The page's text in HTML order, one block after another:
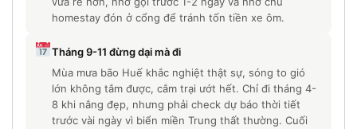
homestay đón ở cổng để tránh tốn tiền xe ôm.
Tháng 9-11 đừng dại mà đi
Mùa mưa bão Huế khắc nghiệt thật sự, sóng to gió
lớn không tắm được, cắm trại ướt hết. Chỉ đi tháng 4-
8 khi nắng đẹp, nhưng phải check dự báo thời tiết
trước vài ngày vì biển miền Trung thất thường. Cuối